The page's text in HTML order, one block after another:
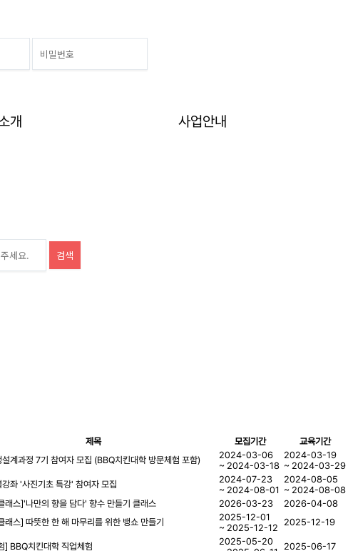
개 사업안내
제목 모집기간 교육기간
계과정 7기 참여자 모집 (BBQ치킨대학 방문체험 포함)
2024-03-06
~ 2024-03-18
2024-03-19
~ 2024-03-29
좌 '사진기초 특강' 참여자 모집
2024-07-23
~ 2024-08-01
2024-08-05
~ 2024-08-08
래스]'나만의 향을 담다' 향수 만들기 클래스 2026-03-23 2026-04-08
래스] 따뜻한 한 해 마무리를 위한 뱅쇼 만들기
2025-12-01
~ 2025-12-12
2025-12-19
] BBQ치킨대학 직업체험
2025-05-20
2025-06-17